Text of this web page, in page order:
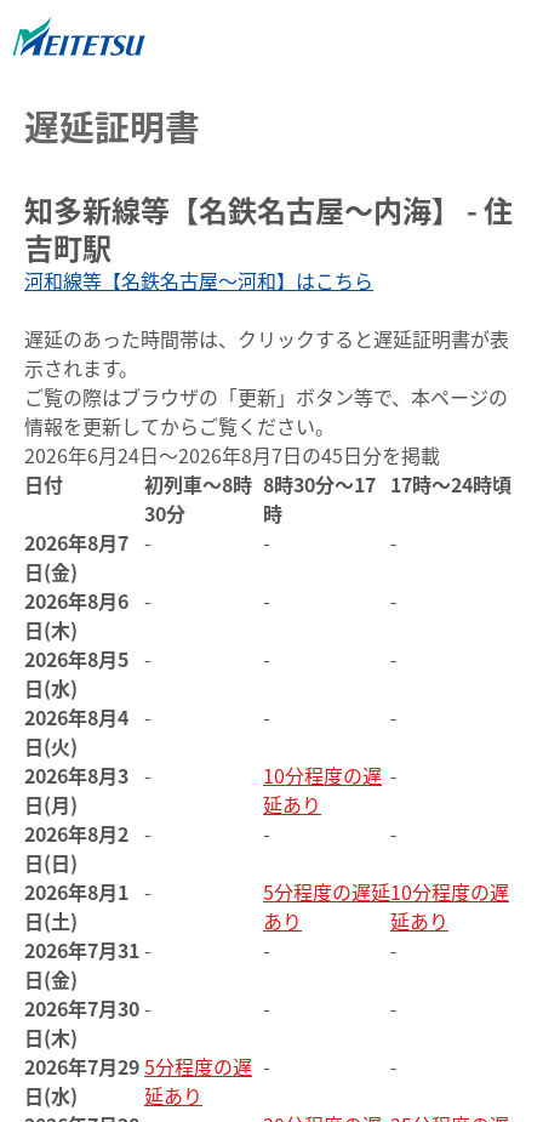
遅延証明書
知多新線等【名鉄名古屋～内海】 - 住
吉町駅
河和線等【名鉄名古屋～河和】はこちら
遅延のあった時間帯は、クリックすると遅延証明書が表
示されます。
ご覧の際はブラウザの「更新」ボタン等で、本ページの
情報を更新してからご覧ください。
2026年6月24日～2026年8月7日の45日分を掲載
日付
初列車～8時
30分
8時30分～17
時
17時～24時頃
2026年8月7
日(金)
- -
-
2026年8月6
日(木)
- -
-
2026年8月5
日(水)
- -
-
2026年8月4
日(火)
- -
-
2026年8月3
日(月)
-
10分程度の遅
延あり
-
2026年8月2
日(日)
- -
-
2026年8月1
日(土)
-
5分程度の遅延
あり
10分程度の遅
延あり
2026年7月31
日(金)
- -
-
2026年7月30
日(木)
- -
-
2026年7月29
日(水)
5分程度の遅
延あり
-
-